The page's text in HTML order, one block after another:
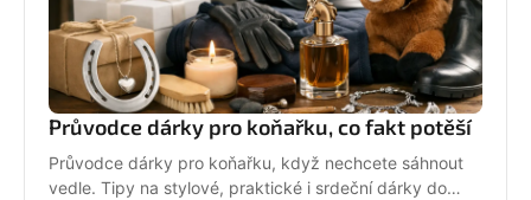
Průvodce dárky pro koňařku, co fakt potěší
Průvodce dárky pro koňařku, když nechcete sáhnout
vedle. Tipy na stylové, praktické i srdeční dárky do